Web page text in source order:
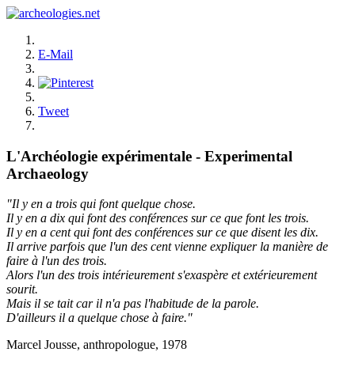
E-Mail
Tweet
L'Archéologie expérimentale - Experimental
Archaeology
"Il y en a trois qui font quelque chose.
Il y en a dix qui font des conférences sur ce que font les trois.
Il y en a cent qui font des conférences sur ce que disent les dix.
Il arrive parfois que l'un des cent vienne expliquer la manière de
faire à l'un des trois.
Alors l'un des trois intérieurement s'exaspère et extérieurement
sourit.
Mais il se tait car il n'a pas l'habitude de la parole.
D'ailleurs il a quelque chose à faire."
Marcel Jousse, anthropologue, 1978